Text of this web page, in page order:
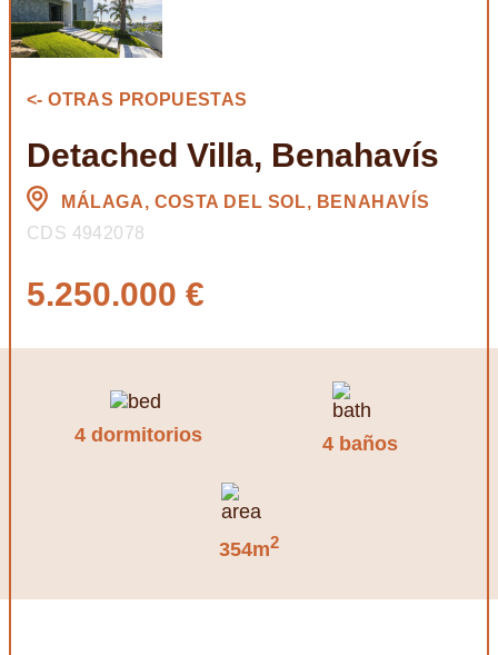
<- OTRAS PROPUESTAS
Detached Villa, Benahavís
MÁLAGA, COSTA DEL SOL, BENAHAVÍS
CDS 4942078
5.250.000 €
4 dormitorios 4 baños
354m2